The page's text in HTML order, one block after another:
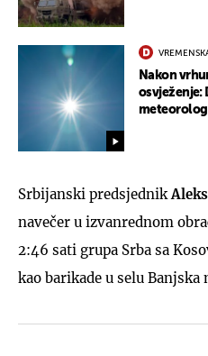
Nakon
osvježenje:
meteorolog
Srbijanski predsjednik
navečer u izvanrednom
2:46 sati grupa Srba sa
kao barikade u selu Banjska